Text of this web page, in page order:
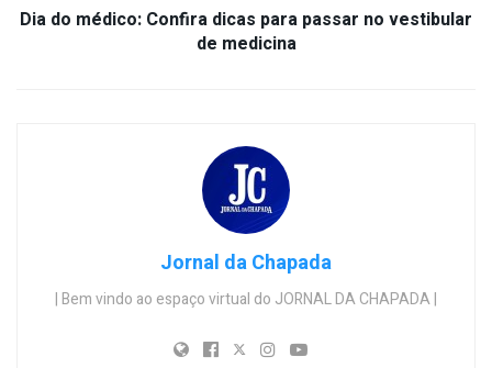
Dia do médico: Confira dicas para passar no vestibular
de medicina
Jornal da Chapada
| Bem vindo ao espaço virtual do JORNAL DA CHAPADA |